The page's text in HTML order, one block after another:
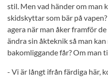
stil. Men vad händer om man
skidskyttar som bär på
agera när man åker framför
ändra sin åkteknik så man
bakomliggande får? Om man
- Vi är långt ifrån färdiga här,